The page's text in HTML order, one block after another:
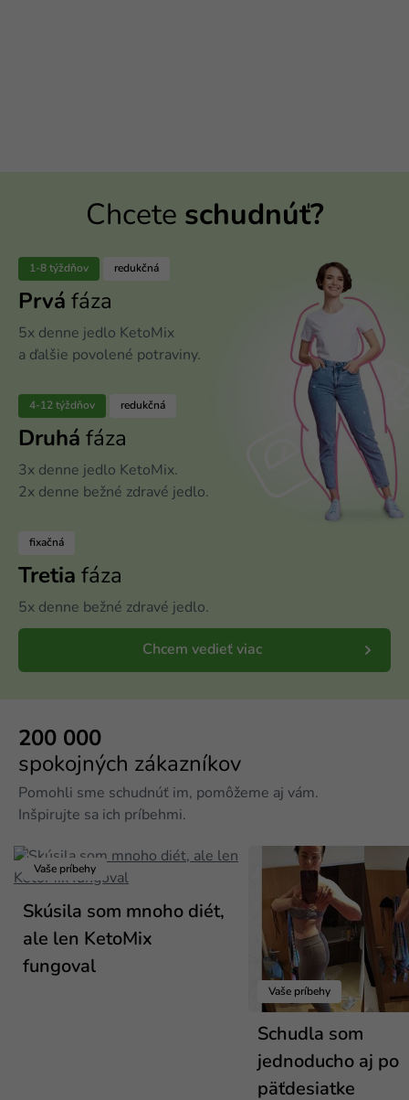
Chcete schudnúť?
1-8 týždňov redukčná
Prvá fáza
5x denne jedlo KetoMix
a ďalšie povolené potraviny.
4-12 týždňov redukčná
Druhá fáza
3x denne jedlo KetoMix.
2x denne bežné zdravé jedlo.
fixačná
Tretia fáza
5x denne bežné zdravé jedlo.
Chcem vedieť viac
200 000
spokojných zákazníkov
Pomohli sme schudnúť im, pomôžeme aj vám.
Inšpirujte sa ich príbehmi.
Vaše príbehy
Skúsila som mnoho diét,
ale len KetoMix
fungoval
Vaše príbehy
Schudla som
jednoducho aj po
päťdesiatke